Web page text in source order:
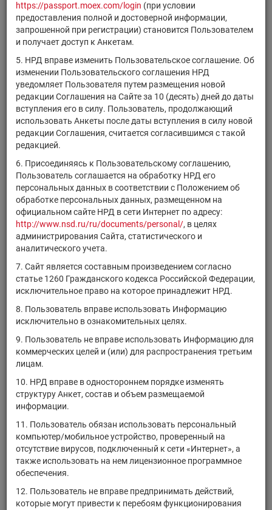
https://passport.moex.com/login (при условии
предоставления полной и достоверной информации,
запрошенной при регистрации) становится Пользователем
и получает доступ к Анкетам.
5. НРД вправе изменить Пользовательское соглашение. Об
изменении Пользовательского соглашения НРД
уведомляет Пользователя путем размещения новой
редакции Соглашения на Сайте за 10 (десять) дней до даты
вступления его в силу. Пользователь, продолжающий
использовать Анкеты после даты вступления в силу новой
редакции Соглашения, считается согласившимся с такой
редакцией.
6. Присоединяясь к Пользовательскому соглашению,
Пользователь соглашается на обработку НРД его
персональных данных в соответствии с Положением об
обработке персональных данных, размещенном на
официальном сайте НРД в сети Интернет по адресу:
http://www.nsd.ru/ru/documents/personal/, в целях
администрирования Сайта, статистического и
аналитического учета.
7. Сайт является составным произведением согласно
статье 1260 Гражданского кодекса Российской Федерации,
исключительное право на которое принадлежит НРД.
8. Пользователь вправе использовать Информацию
исключительно в ознакомительных целях.
9. Пользователь не вправе использовать Информацию для
коммерческих целей и (или) для распространения третьим
лицам.
10. НРД вправе в одностороннем порядке изменять
структуру Анкет, состав и объем размещаемой
информации.
11. Пользователь обязан использовать персональный
компьютер/мобильное устройство, проверенный на
отсутствие вирусов, подключенный к сети «Интернет», а
также использовать на нем лицензионное программное
обеспечения.
12. Пользователь не вправе предпринимать действий,
которые могут привести к перебоям функционирования
ABSL/01
АКБ "Абсолют Банк"
(ПАО)
акции
ACBK/02
АО "Архангельский ЦБК"
ADAMA/01 АО "АДАМАНТ" акции
AKRN/DR
ПАО "Акрон" акции
AKTS/01
ПАО "АК "ЦНИИСУ" акции
AKTSP/01
ПАО "АК "ЦНИИСУ" акции
2-01-
AKVIL/01
ALELV/01
АО "Албашский
элеватор"
ALFS/04
ALGM/01
АО "Алгоритм" акции
ALMZ/DR
ПАО "СФ "АЛМАЗ" акции
ALMZP/DR
ПАО "СФ "АЛМАЗ"
AMMCMRS10ER3
МЕЦАМОРЭНЕРГОАТОМ
ЗАО
акции
AMNEP/02
Амурнефтепродукт"
акции
ANGL/02
АО "Ангиолайн" акции
1-02-
ANGLP/02
ANNC/03
АО "АНХК" акции
ANNCP/03
APAT
АО "Апатит" акции
1 « 1 2 3 4 5 6 7 8 9 10
» 1069